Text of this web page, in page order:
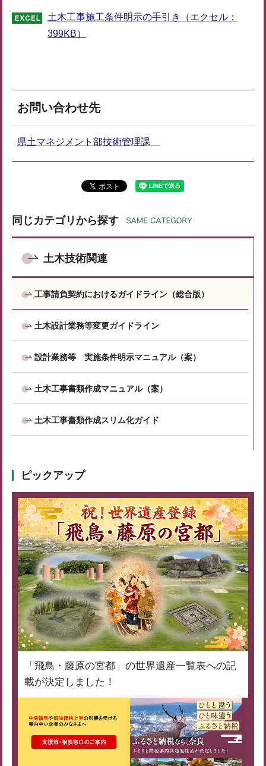
土木工事施工条件明示の手引き（エクセル：
399KB）
お問い合わせ先
県土マネジメント部技術管理課
同じカテゴリから探す
土木技術関連
工事請負契約におけるガイドライン（総合版）
土木設計業務等変更ガイドライン
設計業務等 実施条件明示マニュアル（案）
土木工事書類作成マニュアル（案）
土木工事書類作成スリム化ガイド
ピックアップ
「飛鳥・藤原の宮都」の世界遺産一覧表への記
載が決定しました！